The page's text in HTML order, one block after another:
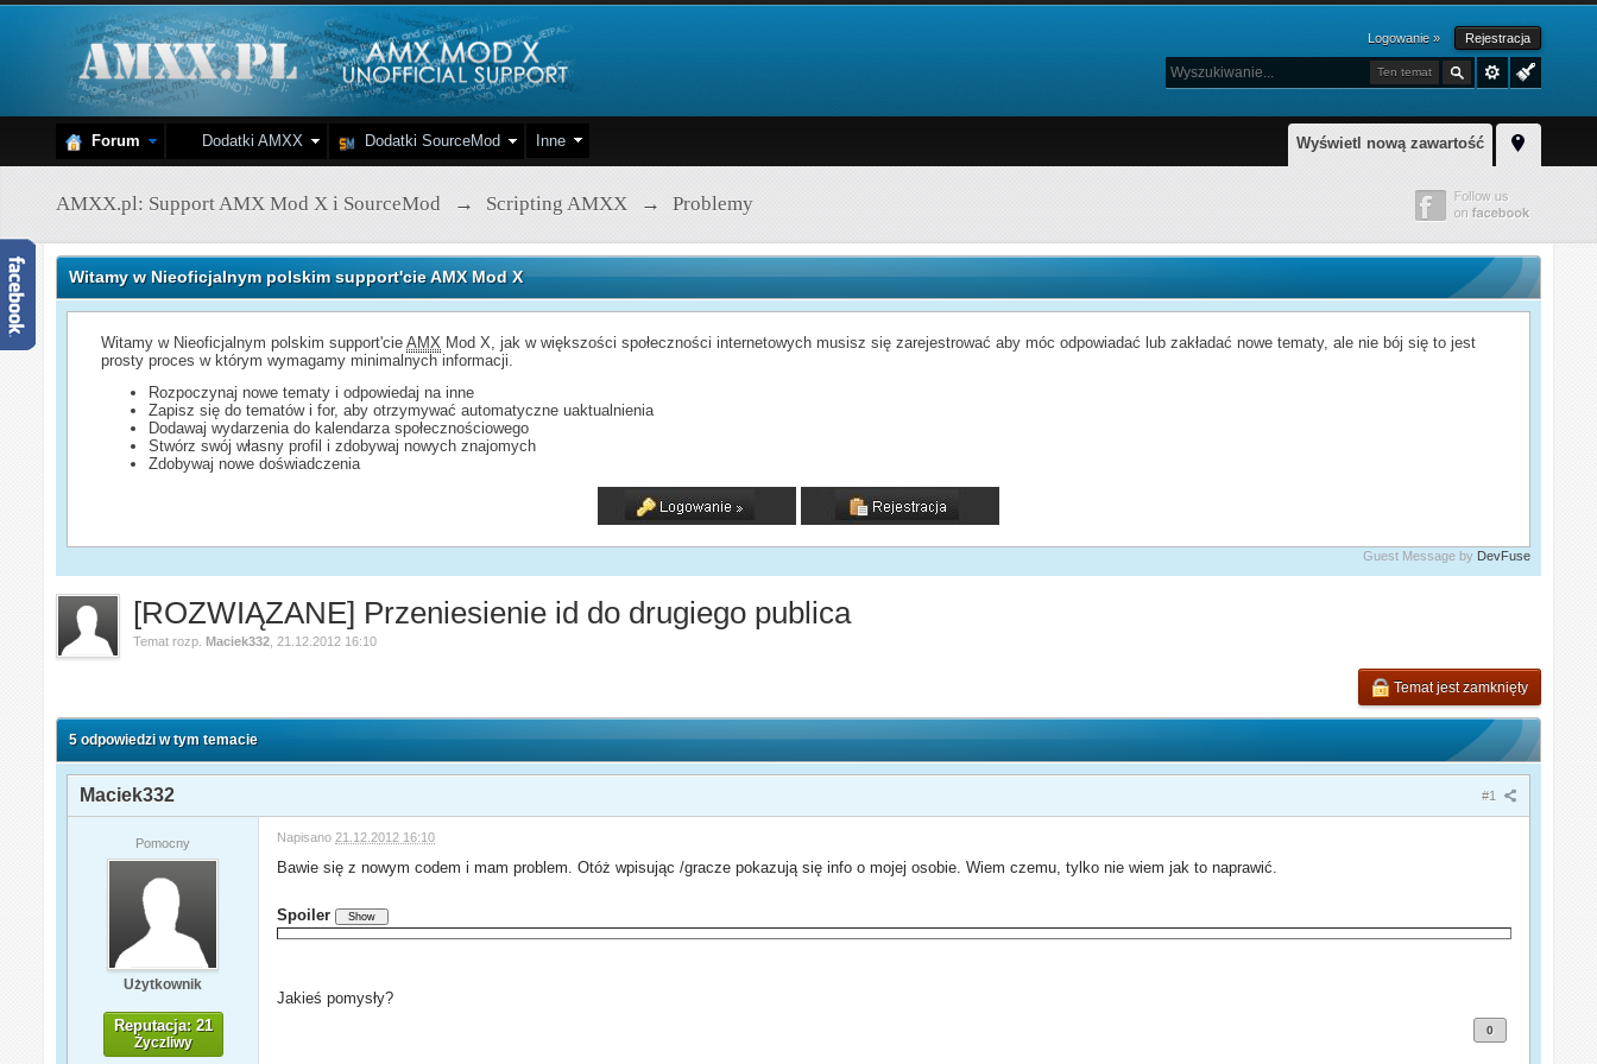
Logowanie » Rejestracja
Ten temat
Wyświetl nową zawartość
Forum Dodatki AMXX Dodatki SourceMod Inne
AMXX.pl: Support AMX Mod X i SourceMod → Scripting AMXX → Problemy
Witamy w Nieoficjalnym polskim support'cie AMX Mod X
Witamy w Nieoficjalnym polskim support'cieAMX Mod X, jak w większości społeczności internetowych musisz się zarejestrować aby móc odpowiadać lub zakładać nowe tematy, ale nie bój się to jest
prosty proces w którym wymagamy minimalnych informacji.
Rozpoczynaj nowe tematy i odpowiedaj na inne
Zapisz się do tematów i for, aby otrzymywać automatyczne uaktualnienia
Dodawaj wydarzenia do kalendarza społecznościowego
Stwórz swój własny profil i zdobywaj nowych znajomych
Zdobywaj nowe doświadczenia
Guest Message by DevFuse
[ROZWIĄZANE] Przeniesienie id do drugiego publica
Temat rozp.Maciek332 21.12.2012 16:10
Temat jest zamknięty
5 odpowiedzi w tym temacie
#1
Maciek332
Pomocny
Użytkownik
Reputacja: 21
Życzliwy
Napisano 21.12.2012 16:10
Bawie się z nowym codem i mam problem. Otóż wpisując /gracze pokazują się info o mojej osobie. Wiem czemu, tylko nie wiem jak to naprawić.
Spoiler
Jakieś pomysły?
0